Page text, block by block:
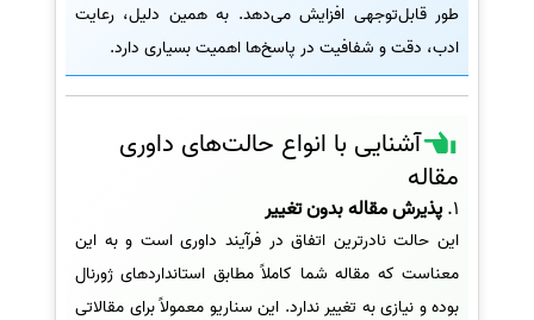
طور قابل‌توجهی افزایش می‌دهد. به همین دلیل، رعایت
ادب، دقت و شفافیت در پاسخ‌ها اهمیت بسیاری دارد.
آشنایی با انواع حالت‌های داوری
مقاله
1. پذیرش مقاله بدون تغییر
این حالت نادرترین اتفاق در فرآیند داوری است و به این
معناست که مقاله شما کاملاً مطابق استانداردهای ژورنال
بوده و نیازی به تغییر ندارد. این سناریو معمولاً برای مقالاتی